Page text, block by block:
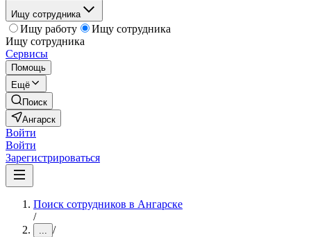
Ищу сотрудника
Ищу работу
Ищу сотрудника
Ищу сотрудника
Сервисы
Помощь
Ещё
Поиск
Ангарск
Войти
Войти
Зарегистрироваться
Поиск сотрудников в Ангарске
/
... /